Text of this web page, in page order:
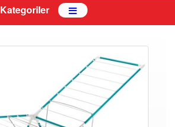
Kategoriler